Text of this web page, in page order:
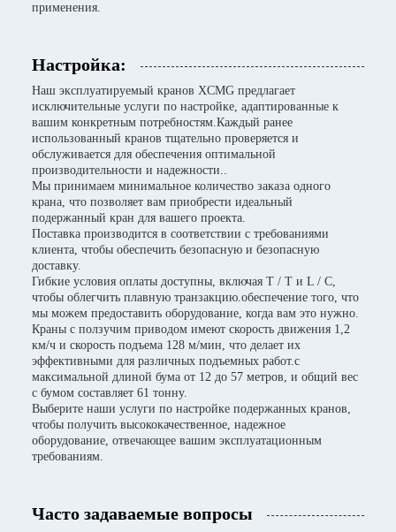
применения.
Настройка:
Наш эксплуатируемый кранов XCMG предлагает
исключительные услуги по настройке, адаптированные к
вашим конкретным потребностям.Каждый ранее
использованный кранов тщательно проверяется и
обслуживается для обеспечения оптимальной
производительности и надежности..
Мы принимаем минимальное количество заказа одного
крана, что позволяет вам приобрести идеальный
подержанный кран для вашего проекта.
Поставка производится в соответствии с требованиями
клиента, чтобы обеспечить безопасную и безопасную
доставку.
Гибкие условия оплаты доступны, включая T / T и L / C,
чтобы облегчить плавную транзакцию.обеспечение того, что
мы можем предоставить оборудование, когда вам это нужно.
Краны с ползучим приводом имеют скорость движения 1,2
км/ч и скорость подъема 128 м/мин, что делает их
эффективными для различных подъемных работ.с
максимальной длиной бума от 12 до 57 метров, и общий вес
с бумом составляет 61 тонну.
Выберите наши услуги по настройке подержанных кранов,
чтобы получить высококачественное, надежное
оборудование, отвечающее вашим эксплуатационным
требованиям.
Часто задаваемые вопросы